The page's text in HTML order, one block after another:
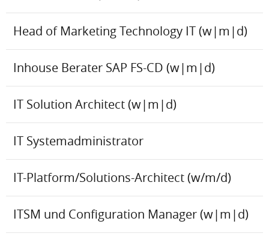
Head of Marketing Technology IT (w|m|d)
Inhouse Berater SAP FS-CD (w|m|d)
IT Solution Architect (w|m|d)
IT Systemadministrator
IT-Platform/Solutions-Architect (w/m/d)
ITSM und Configuration Manager (w|m|d)